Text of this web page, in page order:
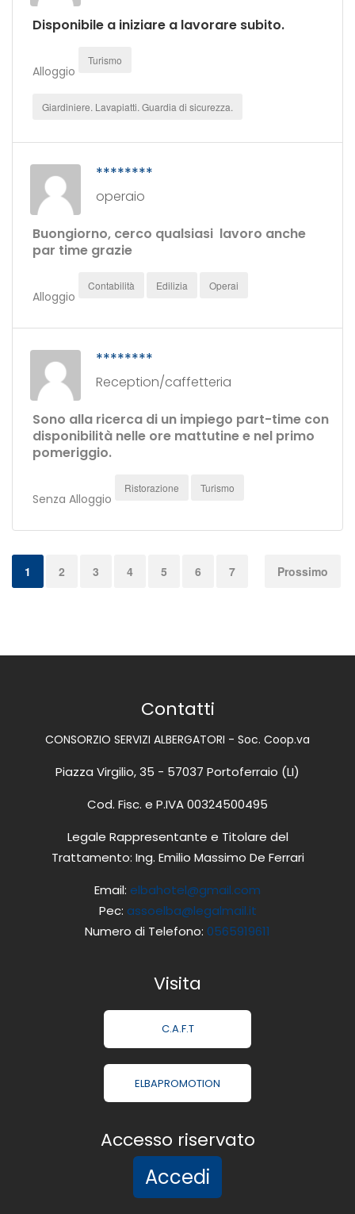
Disponibile a iniziare a lavorare subito.
Alloggio
Turismo
Giardiniere. Lavapiatti. Guardia di sicurezza.
********
operaio
Buongiorno, cerco qualsiasi lavoro anche
par time grazie
Alloggio
Contabilità Edilizia Operai
********
Reception/caffetteria
Sono alla ricerca di un impiego part-time con
disponibilità nelle ore mattutine e nel primo
pomeriggio.
Senza Alloggio
Ristorazione Turismo
1 2 3 4 5 6 7 Prossimo
Contatti
CONSORZIO SERVIZI ALBERGATORI - Soc. Coop.va
Piazza Virgilio, 35 - 57037 Portoferraio (LI)
Cod. Fisc. e P.IVA 00324500495
Legale Rappresentante e Titolare del
Trattamento: Ing. Emilio Massimo De Ferrari
Email: elbahotel@gmail.com
Pec: assoelba@legalmail.it
Numero di Telefono: 0565919611
Visita
C.A.F.T
ELBAPROMOTION
Accesso riservato
Accedi